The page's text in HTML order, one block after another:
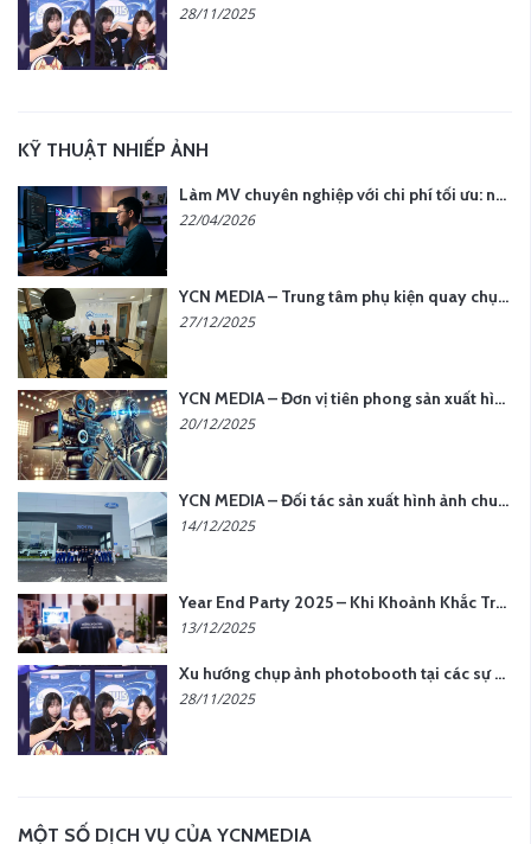
28/11/2025
KỸ THUẬT NHIẾP ẢNH
Làm MV chuyên nghiệp với chi phí tối ưu: nên chọn quay thực tế hay video AI?
22/04/2026
YCN MEDIA – Trung tâm phụ kiện quay chụp tại Hà Nội
27/12/2025
YCN MEDIA – Đơn vị tiên phong sản xuất hình ảnh & âm thanh bằng AI tại Hà Nội
20/12/2025
YCN MEDIA – Đối tác sản xuất hình ảnh chuyên nghiệp cho doanh nghiệp tại Hà Nội
14/12/2025
Year End Party 2025 – Khi Khoảnh Khắc Trở Thành Dấu Ấn | Gói Ưu Đãi Tháng 12 Từ YCN Media
13/12/2025
Xu hướng chụp ảnh photobooth tại các sự kiện hiện nay
28/11/2025
MỘT SỐ DỊCH VỤ CỦA YCNMEDIA